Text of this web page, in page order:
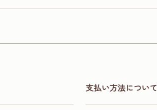
支払い方法について